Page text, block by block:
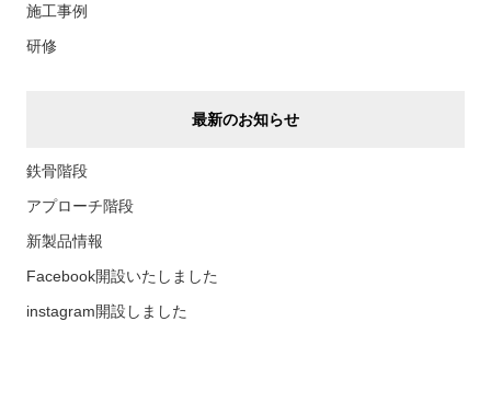
施工事例
研修
最新のお知らせ
鉄骨階段
アプローチ階段
新製品情報
Facebook開設いたしました
instagram開設しました